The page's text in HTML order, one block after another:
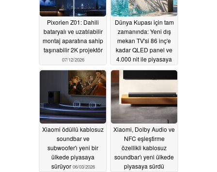
Pixorien Z01: Dahili
bataryalı ve uzatılabilir
montaj aparatına sahip
taşınabilir 2K projektör
07/12/2026
Dünya Kupası için tam
zamanında: Yeni dış
mekan TV'si 86 inç'e
kadar QLED panel ve
4.000 nit ile piyasaya
06/11/2026
Xiaomi ödüllü kablosuz
soundbar ve
subwoofer'ı yeni bir
ülkede piyasaya
sürüyor 06/03/2026
Xiaomi, Dolby Audio ve
NFC eşleştirme
özellikli kablosuz
soundbar'ı yeni ülkede
piyasaya sürdü